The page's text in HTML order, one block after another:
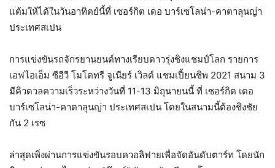
แต้มให้ได้ในวันอาทิตย์นี้ที่ เซอร์กิต เดอ บาร์เซโลน่า-คาตาลุนญ่า
ประเทศสเปน
การแข่งขันรถจักรยานยนต์ทางเรียบดาวรุ่งชิงแชมป์โลก รายการ
เอฟไอเอ็ม ซีอีวี โมโตทรี จูเนียร์ เวิลด์ แชมเปี้ยนชิพ 2021 สนาม 3
มีคิวดวลความเร็วระหว่างวันที่ 11-13 มิถุนายนนี้ ที่ เซอร์กิต เดอ
บาร์เซโลน่า-คาตาลุนญ่า ประเทศสเปน โดยในสนามนี้ต้องชิงชัย
กัน 2 เรซ
ล่าสุดเพิ่งผ่านการแข่งขันรอบควอลิฟายเพื่อจัดอันดับตาร์ท โดยนัก